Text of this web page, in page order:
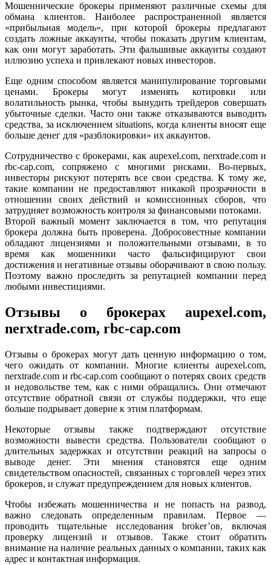
Мошеннические брокеры применяют различные схемы для
обмана клиентов. Наиболее распространенной является
«прибыльная модель», при которой брокеры предлагают
создать ложные аккаунты, чтобы показать другим клиентам,
как они могут заработать. Эти фальшивые аккаунты создают
иллюзию успеха и привлекают новых инвесторов.
Еще одним способом является манипулирование торговыми
ценами. Брокеры могут изменять котировки или
волатильность рынка, чтобы вынудить трейдеров совершать
убыточные сделки. Часто они также отказываются выводить
средства, за исключением situations, когда клиенты вносят еще
больше денег для «разблокировки» их аккаунтов.
Сотрудничество с брокерами, как aupexel.com, nerxtrade.com и
rbc-cap.com, сопряжено с многими рисками. Во-первых,
инвесторы рискуют потерять все свои средства. К тому же,
такие компании не предоставляют никакой прозрачности в
отношении своих действий и комиссионных сборов, что
затрудняет возможность контроля за финансовыми потоками.
Второй важный момент заключается в том, что репутация
брокера должна быть проверена. Добросовестные компании
обладают лицензиями и положительными отзывами, в то
время как мошенники часто фальсифицируют свои
достижения и негативные отзывы оборачивают в свою пользу.
Поэтому важно проследить за репутацией компании перед
любыми инвестициями.
Отзывы о брокерах aupexel.com,
nerxtrade.com, rbc-cap.com
Отзывы о брокерах могут дать ценную информацию о том,
чего ожидать от компании. Многие клиенты aupexel.com,
nerxtrade.com и rbc-cap.com сообщают о потерях своих средств
и недовольстве тем, как с ними обращались. Они отмечают
отсутствие обратной связи от службы поддержки, что еще
больше подрывает доверие к этим платформам.
Некоторые отзывы также подтверждают отсутствие
возможности вывести средства. Пользователи сообщают о
длительных задержках и отсутствии реакций на запросы о
выводе денег. Эти мнения становятся еще одним
свидетельством опасностей, связанных с торговлей через этих
брокеров, и служат предупреждением для новых клиентов.
Чтобы избежать мошенничества и не попасть на развод,
важно следовать определенным правилам. Первое —
проводить тщательные исследования broker’ов, включая
проверку лицензий и отзывов. Также стоит обратить
внимание на наличие реальных данных о компании, таких как
адрес и контактная информация.